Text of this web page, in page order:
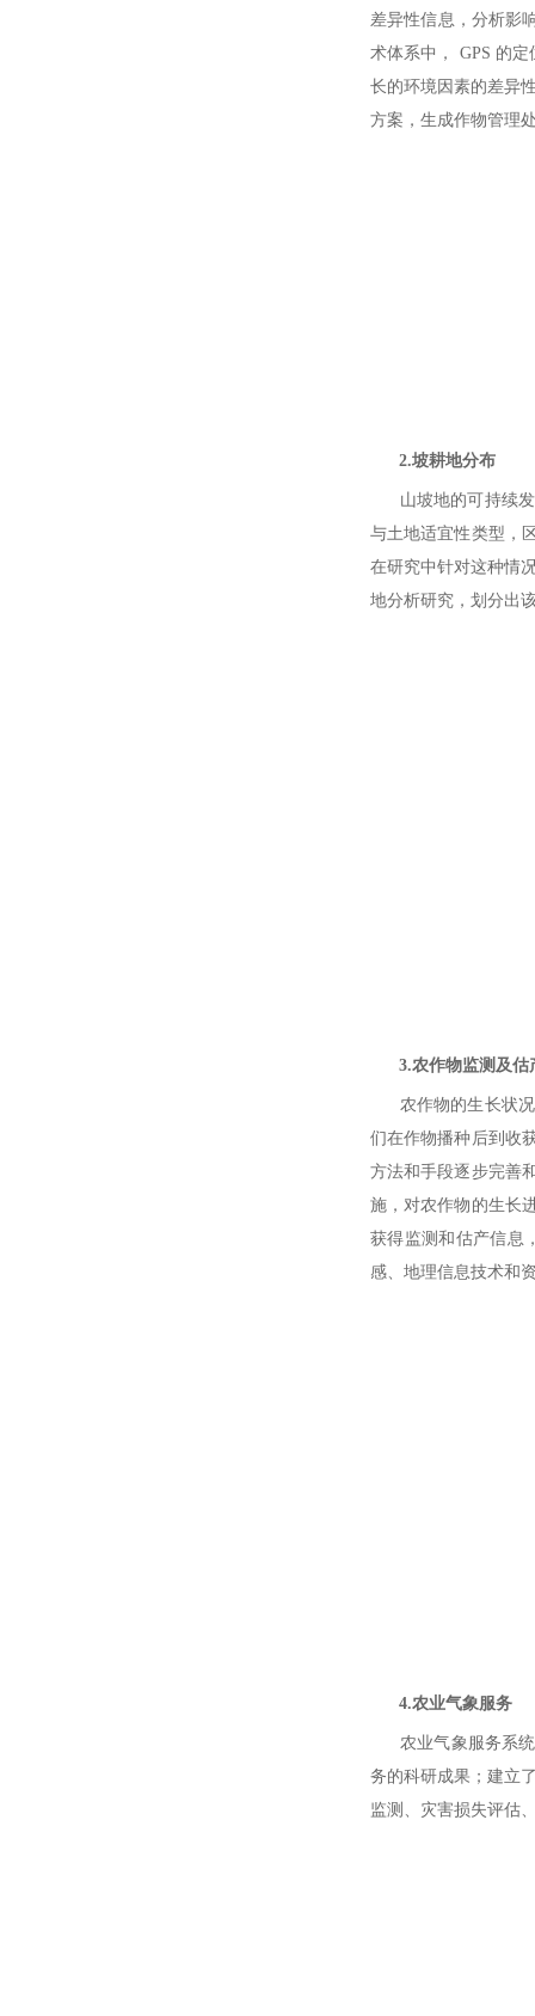
差异性信息，分析影
术体系中， GPS 的
长的环境因素的差异
方案，生成作物管理
2.坡耕地分布
山坡地的可持续发
与土地适宜性类型，
在研究中针对这种情
地分析研究，划分出
3.农作物监测及估
农作物的生长状况
们在作物播种后到收
方法和手段逐步完善
施，对农作物的生长
获得监测和估产信息
感、地理信息技术和
4.农业气象服务
农业气象服务系统
务的科研成果；建立
监测、灾害损失评估